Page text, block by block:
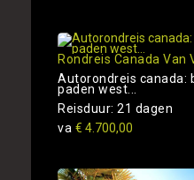
Rondreis Canada Van
Autorondreis canada:
paden west...
Reisduur: 21 dagen
va € 4.700,00